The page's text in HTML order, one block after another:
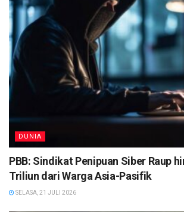
DUNIA
PBB: Sindikat Penipuan Siber Raup
Triliun dari Warga Asia-Pasifik
SELASA, 21 JULI 2026